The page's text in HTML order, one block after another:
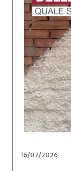
16/07/2026